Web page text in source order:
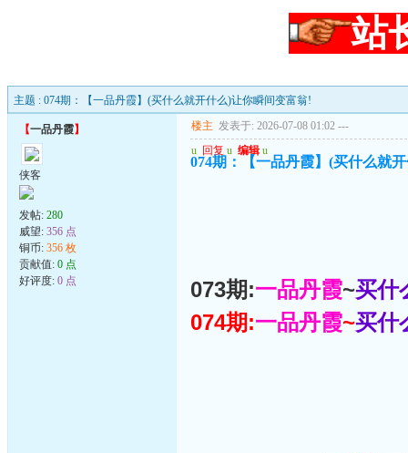
站
主题 : 074期：【一品丹霞】(买什么就开什么)让你瞬间变富翁!
【一品丹霞】
侠客
发帖: 280
威望: 356 点
铜币: 356 枚
贡献值: 0 点
好评度: 0 点
楼主 发表于: 2026-07-08 01:02 ---
u 回复 u 编辑 u
074期：【一品丹霞】(买什么就
073期:一品丹霞~买什
074期:一品丹霞~买什